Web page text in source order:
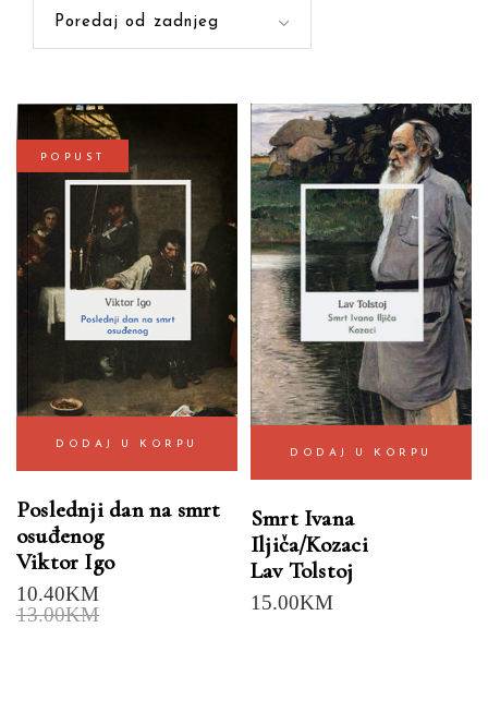
Poredaj od zadnjeg
POPUST
DODAJ U KORPU
Poslednji dan na smrt
osuđenog
Viktor Igo
13.00KM
10.40KM
DODAJ U KORPU
Smrt Ivana
Iljiča/Kozaci
Lav Tolstoj
15.00KM